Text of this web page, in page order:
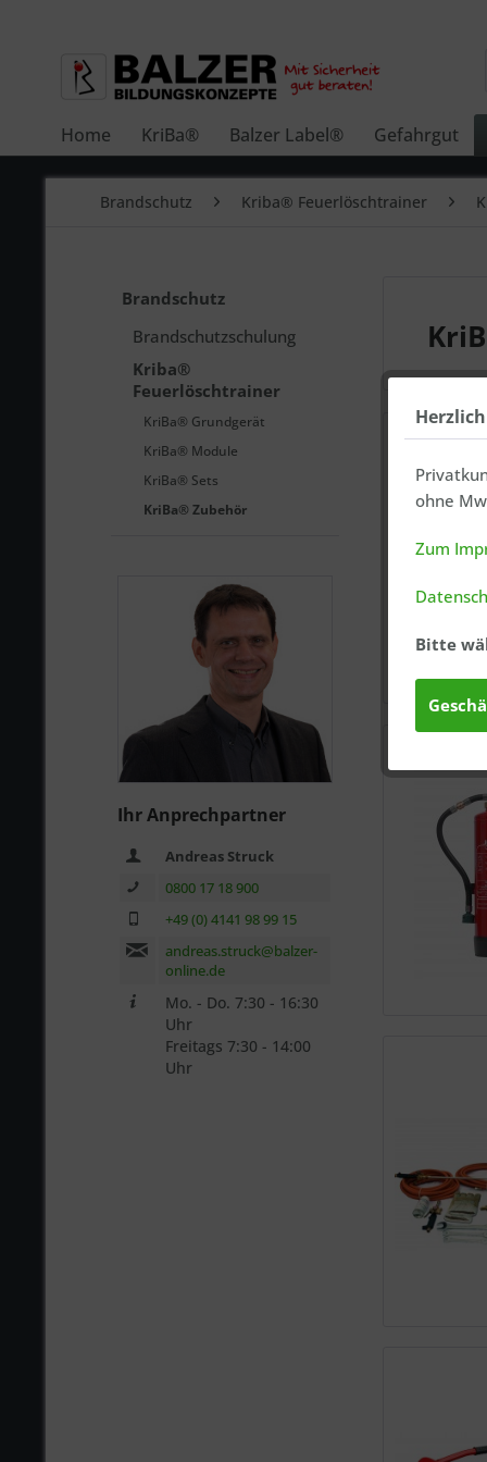
Home KriBa® Balzer Label® Gefahrgut
Brandschutz Kriba® Feuerlöschtrainer
Brandschutz
Brandschutzschulung
Kriba®
Feuerlöschtrainer
KriBa® Grundgerät
KriBa® Module
KriBa® Sets
KriBa® Zubehör
Ihr Anprechpartner
Andreas Struck
0800 17 18 900
+49 (0) 4141 98 99 15
andreas.struck@balzer-
online.de
Mo. - Do. 7:30 - 16:30
Uhr
Freitags 7:30 - 14:00
Uhr
ohne
Zum
Bitte